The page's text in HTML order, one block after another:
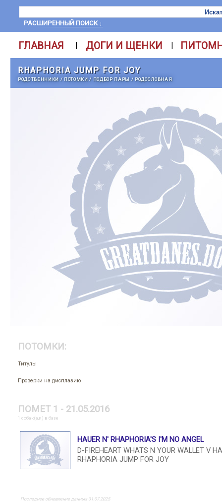
РАСШИРЕННЫЙ ПОИСК ↓
ГЛАВНАЯ | ДОГИ И ЩЕНКИ |
RHAPHORIA JUMP FOR JOY
РОДСТВЕННИКИ / ПОТОМКИ/ ПОДБОР ПАРЫ / РОДОСЛОВНАЯ
ПОТОМКИ:
Титулы
Проверки на дисплазию
ПОМЕТ 1 - 21.05.2016
1 собак(а,и) в базе
HAUER N' RHAPHORIA'S I'M NO ANGEL
D-FIREHEART WHATS N YOUR WALLET V
RHAPHORIA JUMP FOR JOY
Последнее обновление данных 31.07.2025